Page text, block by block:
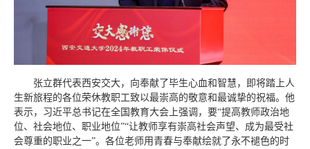
张立群代表西安交大，向奉献了毕生心血和智慧，即将踏上人
生新旅程的各位荣休教职工致以最崇高的敬意和最诚挚的祝福。他
表示，习近平总书记在全国教育大会上强调，要“提高教师政治地
位、社会地位、职业地位”“让教师享有崇高社会声望、成为最受社
会尊重的职业之一”。各位老师用青春与奉献绘就了永不褪色的时